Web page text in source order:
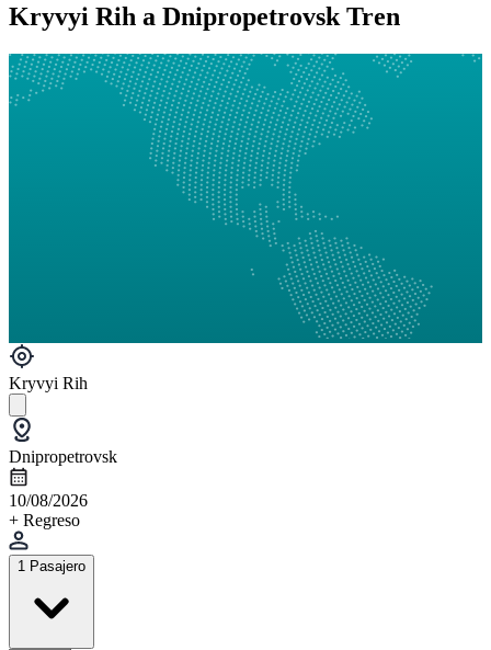
Kryvyi Rih a Dnipropetrovsk Tren
Kryvyi Rih
Dnipropetrovsk
10/08/2026
+ Regreso
1 Pasajero